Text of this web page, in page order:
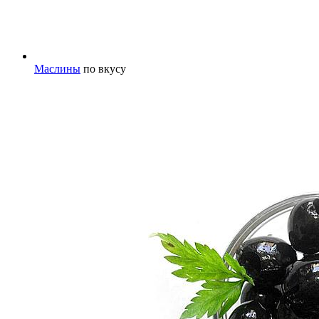
Маслины по вкусу